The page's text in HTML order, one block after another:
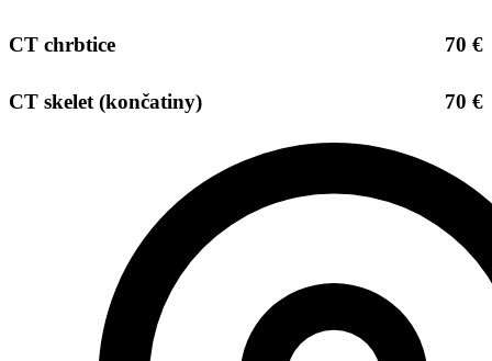
CT chrbtice 70 €
CT skelet (končatiny) 70 €